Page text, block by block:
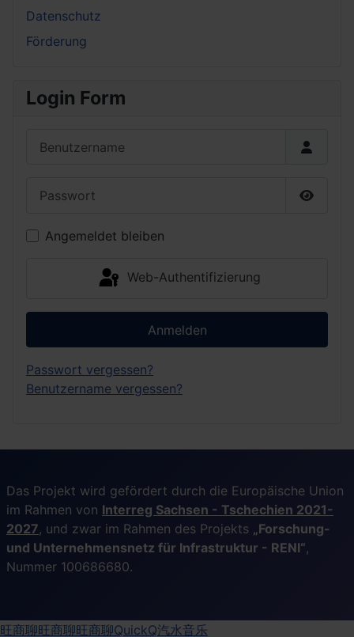
Datenschutz
Förderung
Login Form
Angemeldet bleiben
Web-Authentifizierung
Anmelden
Passwort vergessen?
Benutzername vergessen?
Das Projekt wird gefördert durch die Europäische Union
im Rahmen von Interreg Sachsen - Tschechien 2021-
2027, und zwar im Rahmen des Projekts „Forschung-
und Unternehmensnetz für Infrastruktur - RENI“,
Nummer 100686680.
旺商聊旺商聊旺商聊QuickQ汽水音乐